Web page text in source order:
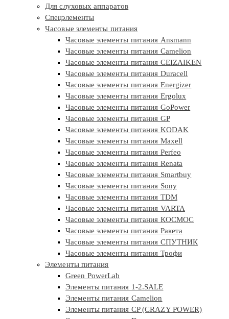
Для слуховых аппаратов
Спецэлементы
Часовые элементы питания
Часовые элементы питания Ansmann
Часовые элементы питания Camelion
Часовые элементы питания CEIZAIKEN
Часовые элементы питания Duracell
Часовые элементы питания Energizer
Часовые элементы питания Ergolux
Часовые элементы питания GoPower
Часовые элементы питания GP
Часовые элементы питания KODAK
Часовые элементы питания Maxell
Часовые элементы питания Perfeo
Часовые элементы питания Renata
Часовые элементы питания Smartbuy
Часовые элементы питания Sony
Часовые элементы питания TDM
Часовые элементы питания VARTA
Часовые элементы питания КОСМОС
Часовые элементы питания Ракета
Часовые элементы питания СПУТНИК
Часовые элементы питания Трофи
Элементы питания
Green PowerLab
Элементы питания 1-2.SALE
Элементы питания Camelion
Элементы питания CP (CRAZY POWER)